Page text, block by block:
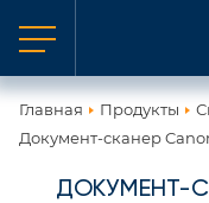
Главная Продукты
Документ-сканер
ДОКУМЕНТ-